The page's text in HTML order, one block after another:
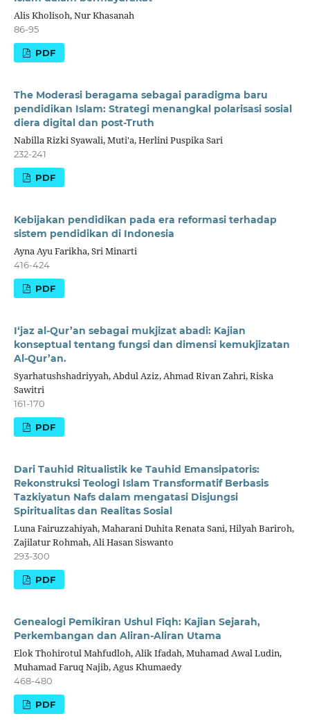
Alis Kholisoh, Nur Khasanah
86-95
PDF
The Moderasi beragama sebagai paradigma baru
pendidikan Islam: Strategi menangkal polarisasi sosial
diera digital dan post-Truth
Nabilla Rizki Syawali, Muti'a, Herlini Puspika Sari
232-241
PDF
Kebijakan pendidikan pada era reformasi terhadap
sistem pendidikan di Indonesia
Ayna Ayu Farikha, Sri Minarti
416-424
PDF
I‘jaz al-Qur’an sebagai mukjizat abadi: Kajian
konseptual tentang fungsi dan dimensi kemukjizatan
Al-Qur’an.
Syarhatushshadriyyah, Abdul Aziz, Ahmad Rivan Zahri, Riska
Sawitri
161-170
PDF
Dari Tauhid Ritualistik ke Tauhid Emansipatoris:
Rekonstruksi Teologi Islam Transformatif Berbasis
Tazkiyatun Nafs dalam mengatasi Disjungsi
Spiritualitas dan Realitas Sosial
Luna Fairuzzahiyah, Maharani Duhita Renata Sani, Hilyah Bariroh,
Zajilatur Rohmah, Ali Hasan Siswanto
293-300
PDF
Genealogi Pemikiran Ushul Fiqh: Kajian Sejarah,
Perkembangan dan Aliran-Aliran Utama
Elok Thohirotul Mahfudloh, Alik Ifadah, Muhamad Awal Ludin,
Muhamad Faruq Najib, Agus Khumaedy
468-480
PDF